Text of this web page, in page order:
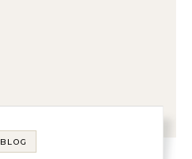
BLOG